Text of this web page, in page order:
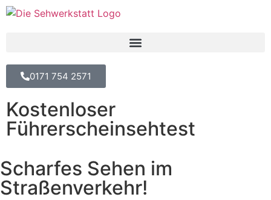
0171 754 2571
Kostenloser
Führerscheinsehtest
Scharfes Sehen im
Straßenverkehr!